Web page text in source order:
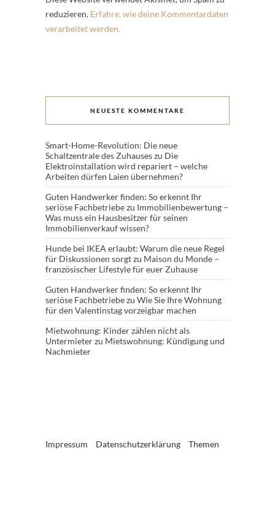
reduzieren. Erfahre, wie deine Kommentardaten
verarbeitet werden.
NEUESTE KOMMENTARE
Smart-Home-Revolution: Die neue
Schaltzentrale des Zuhauseszu Die
Elektroinstallation wird repariert – welche
Arbeiten dürfen Laien übernehmen?
Guten Handwerker finden: So erkennt Ihr
seriöse Fachbetriebezu Immobilienbewertung –
Was muss ein Hausbesitzer für seinen
Immobilienverkauf wissen?
Hunde bei IKEA erlaubt: Warum die neue Regel
für Diskussionen sorgtzu Maison du Monde –
französischer Lifestyle für euer Zuhause
Guten Handwerker finden: So erkennt Ihr
seriöse Fachbetriebezu Wie Sie Ihre Wohnung
für den Valentinstag vorzeigbar machen
Mietwohnung: Kinder zählen nicht als
Untermieterzu Mietswohnung: Kündigung und
Nachmieter
Impressum Datenschutzerklärung Themen